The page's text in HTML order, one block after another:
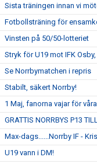
Sista träningen innan vi
Fotbollsträning för
Vinsten på 50/50-lotteriet
Stryk för U19 mot IFK
Se Norrbymatchen i repris
Stabilt, säkert Norrby!
1 Maj, fanorna vajar för
GRATTIS NORRBYS P13
Max-dags......Norrby IF -
U19 vann i DM!